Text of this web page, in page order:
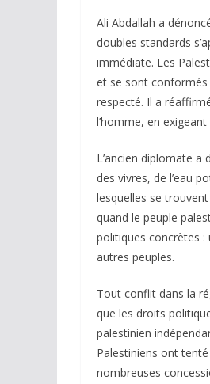
Ali Abdallah a
doubles standards
immédiate. Les
et se sont conformés
respecté. Il a
l’homme, en
L’ancien diplomate
des vivres, de l’eau
lesquelles se
quand le peuple
politiques concrètes :
autres peuples.
Tout conflit dans la
que les droits
palestinien
Palestiniens ont
nombreuses